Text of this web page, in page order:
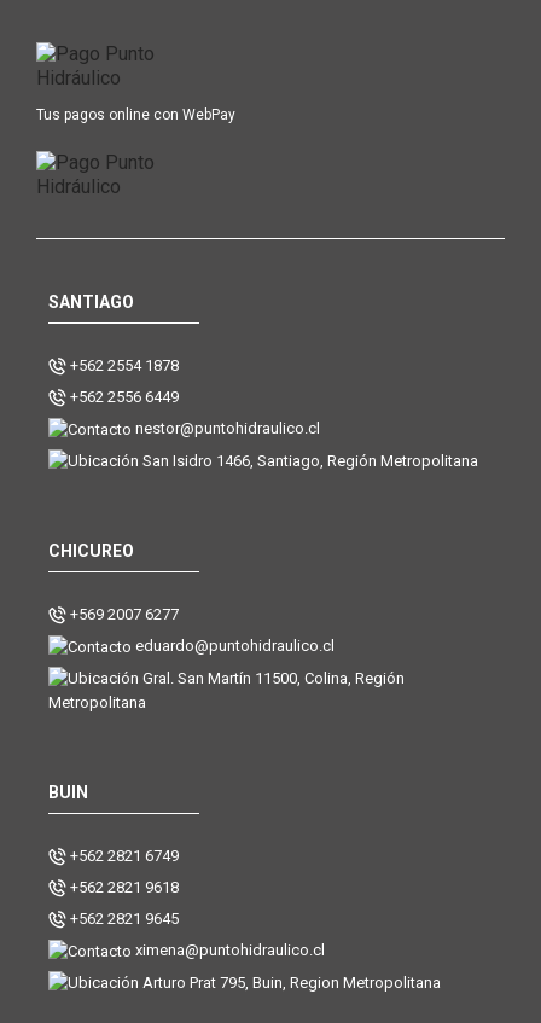
Tus pagos online con WebPay
SANTIAGO
+562 2554 1878
+562 2556 6449
nestor@puntohidraulico.cl
San Isidro 1466, Santiago, Región Metropolitana
CHICUREO
+569 2007 6277
eduardo@puntohidraulico.cl
Gral. San Martín 11500, Colina, Región
Metropolitana
BUIN
+562 2821 6749
+562 2821 9618
+562 2821 9645
ximena@puntohidraulico.cl
Arturo Prat 795, Buin, Region Metropolitana